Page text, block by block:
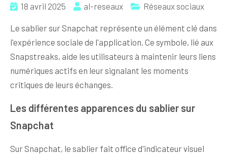
18 avril 2025 al-reseaux Réseaux sociaux
Le sablier sur Snapchat représente un élément clé dans
l'expérience sociale de l'application. Ce symbole, lié aux
Snapstreaks, aide les utilisateurs à maintenir leurs liens
numériques actifs en leur signalant les moments
critiques de leurs échanges.
Les différentes apparences du sablier sur
Snapchat
Sur Snapchat, le sablier fait office d'indicateur visuel